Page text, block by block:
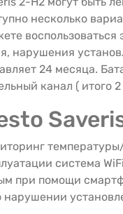
несколько
нарушения
24 месяца.
канал ( итого
система
при помощи